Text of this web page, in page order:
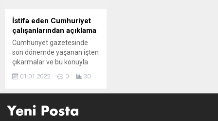
İstifa eden Cumhuriyet
çalışanlarından açıklama
Cumhuriyet gazetesinde
son dönemde yaşanan işten
çıkarmalar ve bu konuyla
gazeteden ayrılan isimler
son dönemde ayrılan 24
01.01.2022 0 30